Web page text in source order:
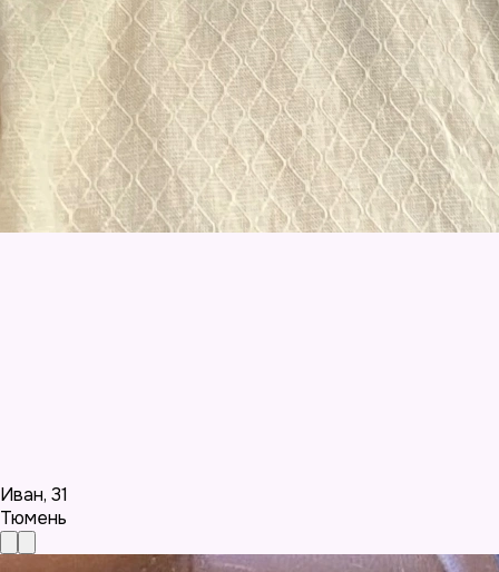
Иван, 31
Тюмень